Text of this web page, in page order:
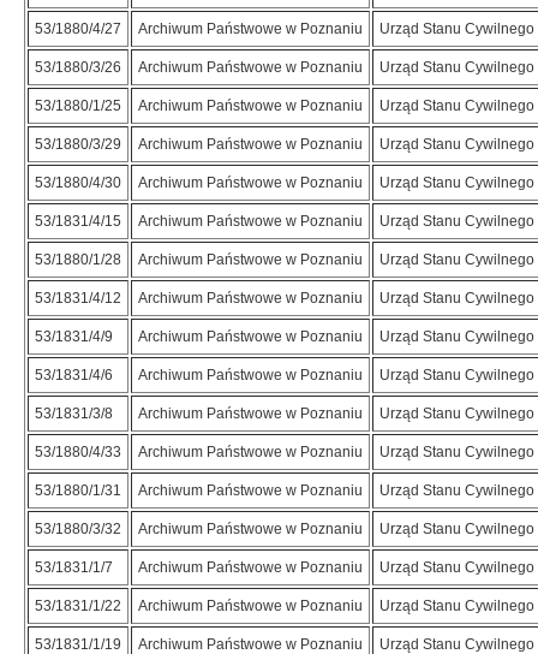
53/1880/4/27 Archiwum Państwowe w Poznaniu Urząd Stanu
53/1880/3/26 Archiwum Państwowe w Poznaniu Urząd Stanu
53/1880/1/25 Archiwum Państwowe w Poznaniu Urząd Stanu
53/1880/3/29 Archiwum Państwowe w Poznaniu Urząd Stanu
53/1880/4/30 Archiwum Państwowe w Poznaniu Urząd Stanu
53/1831/4/15 Archiwum Państwowe w Poznaniu Urząd Stanu
53/1880/1/28 Archiwum Państwowe w Poznaniu Urząd Stanu
53/1831/4/12 Archiwum Państwowe w Poznaniu Urząd Stanu
53/1831/4/9 Archiwum Państwowe w Poznaniu Urząd Stanu
53/1831/4/6 Archiwum Państwowe w Poznaniu Urząd Stanu
53/1831/3/8 Archiwum Państwowe w Poznaniu Urząd Stanu
53/1880/4/33 Archiwum Państwowe w Poznaniu Urząd Stanu
53/1880/1/31 Archiwum Państwowe w Poznaniu Urząd Stanu
53/1880/3/32 Archiwum Państwowe w Poznaniu Urząd Stanu
53/1831/1/7 Archiwum Państwowe w Poznaniu Urząd Stanu
53/1831/1/22 Archiwum Państwowe w Poznaniu Urząd Stanu
53/1831/1/19 Archiwum Państwowe w Poznaniu Urząd Stanu